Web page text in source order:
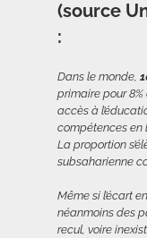
(source
:
Dans le monde,
primaire pour 8%
accès à
compétences en
La proportion
subsaharienne
Même si l’écart
néanmoins des
recul, voire